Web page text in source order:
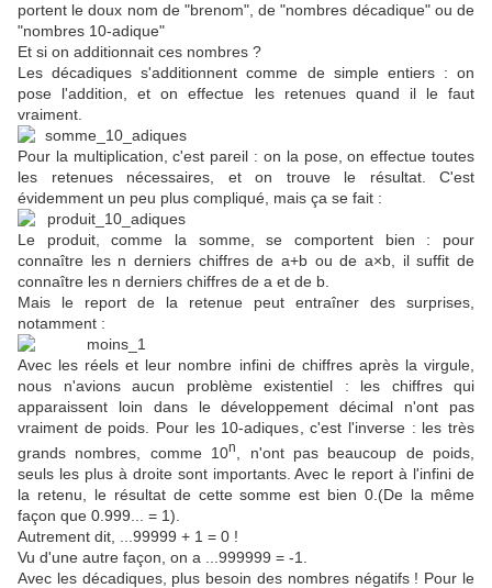
portent le doux nom de "brenom", de "nombres décadique" ou de
"nombres 10-adique"
Et si on additionnait ces nombres ?
Les décadiques s'additionnent comme de simple entiers : on
pose l'addition, et on effectue les retenues quand il le faut
vraiment.
Pour la multiplication, c'est pareil : on la pose, on effectue toutes
les retenues nécessaires, et on trouve le résultat. C'est
évidemment un peu plus compliqué, mais ça se fait :
Le produit, comme la somme, se comportent bien : pour
connaître les n derniers chiffres de a+b ou de a×b, il suffit de
connaître les n derniers chiffres de a et de b.
Mais le report de la retenue peut entraîner des surprises,
notamment :
Avec les réels et leur nombre infini de chiffres après la virgule,
nous n'avions aucun problème existentiel : les chiffres qui
apparaissent loin dans le développement décimal n'ont pas
vraiment de poids. Pour les 10-adiques, c'est l'inverse : les très
grands nombres, comme 10n
, n'ont pas beaucoup de poids,
seuls les plus à droite sont importants. Avec le report à l'infini de
la retenu, le résultat de cette somme est bien 0.(De la même
façon que 0.999... = 1).
Autrement dit, ...99999 + 1 = 0 !
Vu d'une autre façon, on a ...999999 = -1.
Avec les décadiques, plus besoin des nombres négatifs ! Pour le